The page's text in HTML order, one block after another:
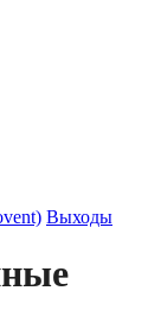
Выходы